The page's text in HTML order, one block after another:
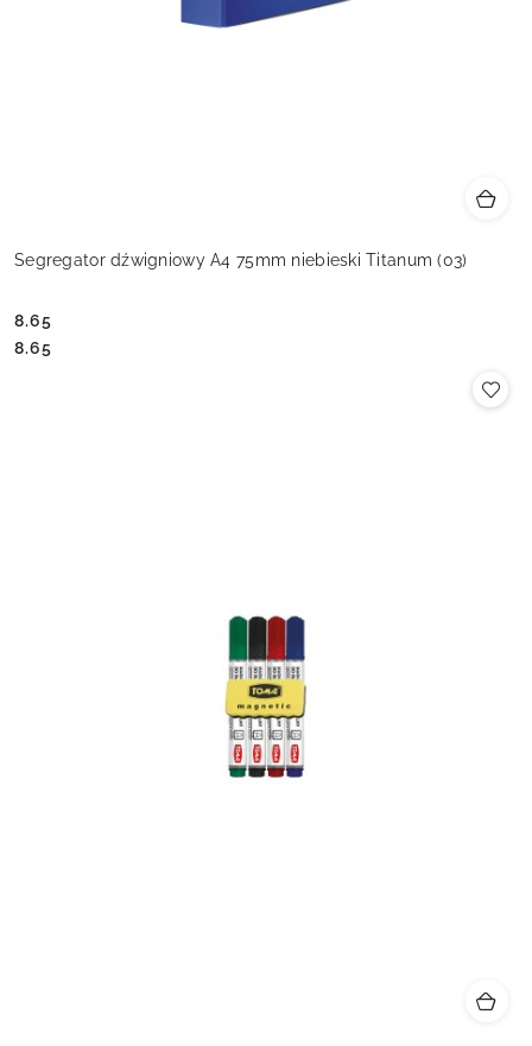
Segregator dźwigniowy A4 75mm niebieski Titanum (03)
Cena:
8.65
Cena:
8.65